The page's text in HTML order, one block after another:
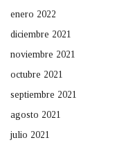
enero 2022
diciembre 2021
noviembre 2021
octubre 2021
septiembre 2021
agosto 2021
julio 2021